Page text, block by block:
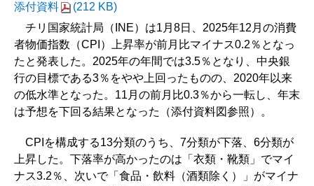
添付資料
(212 KB)
チリ国家統計局（INE）は1月8日、2025年12月の消費
者物価指数（CPI）上昇率が前月比マイナス0.2％となっ
たと発表した。2025年の年間では3.5％となり、中央銀
行の目標である3％をやや上回ったものの、2020年以来
の低水準となった。11月の前月比0.3％から一転し、年末
は予想を下回る結果となった（添付資料図参照）。
CPIを構成する13分類のうち、7分類が下落、6分類が
上昇した。下落率が高かったのは「衣類・靴類」でマイ
ナス3.2％、次いで「食品・飲料（酒類除く）」がマイナ